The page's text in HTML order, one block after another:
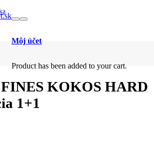
Môj účet
Product has been added to your cart.
KOKOS HARD -SOFT akcia 1+1
KOKOS HARD
1+1